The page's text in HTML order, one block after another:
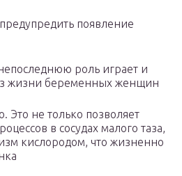
появление
роль играет и
жизни беременных женщин
Это не только позволяет
в сосудах малого таза,
кислородом, что жизненно